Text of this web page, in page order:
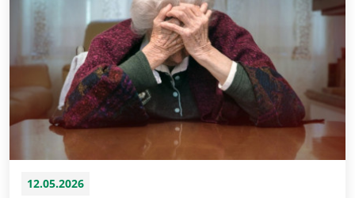
12.05.2026